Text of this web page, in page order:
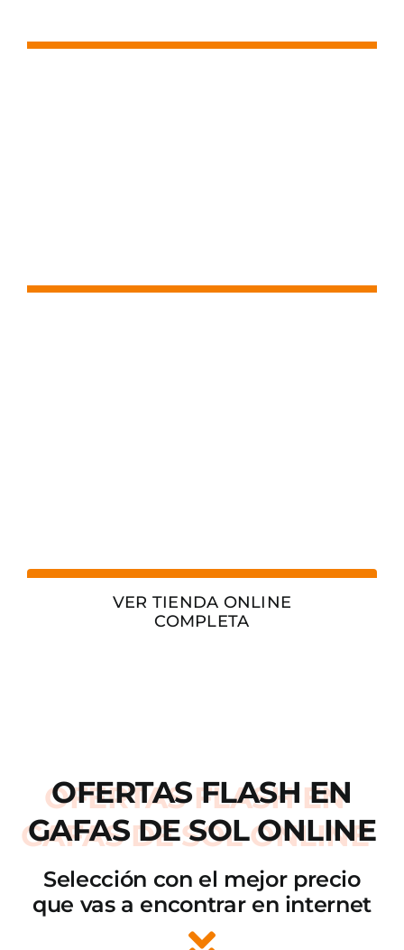
VER TIENDA ONLINE
COMPLETA
OFERTAS FLASH EN
GAFAS DE SOL ONLINE
Selección con el mejor precio
que vas a encontrar en internet